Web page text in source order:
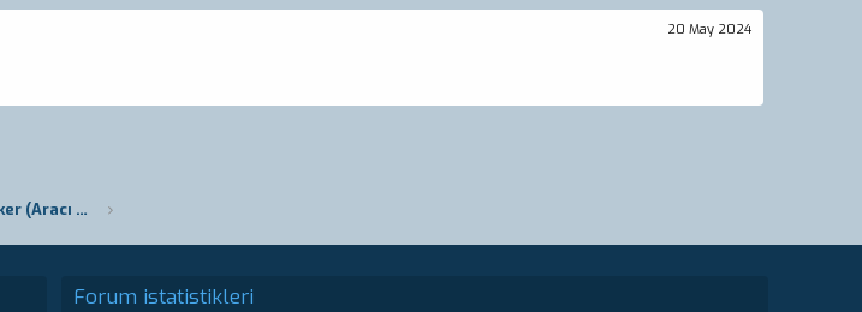
20 May 2024
Forex Türkiye'de SPK Lisanslı Broker (Aracı Kurumlar) Listesi
Forum istatistikleri